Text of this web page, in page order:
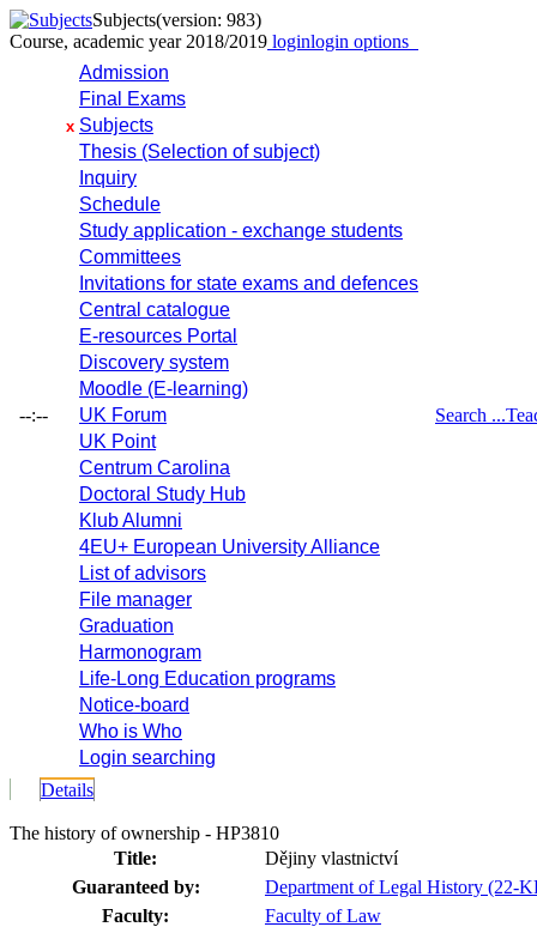
Subjects(version: 983)
Course, academic year 2018/2019 loginlogin options
--:--
Admission
Final Exams
x Subjects
Thesis (Selection of subject)
Inquiry
Schedule
Study application - exchange students
Committees
Invitations for state exams and defences
Central catalogue
E-resources Portal
Discovery system
Moodle (E-learning)
UK Forum
UK Point
Centrum Carolina
Doctoral Study Hub
Klub Alumni
4EU+ European University Alliance
List of advisors
File manager
Graduation
Harmonogram
Life-Long Education programs
Notice-board
Who is Who
Login searching
Search ...
Details
The history of ownership - HP3810
Title:
Dějiny vlastnictví
Guaranteed by:
Department of Legal History (22-
Faculty:
Faculty of Law